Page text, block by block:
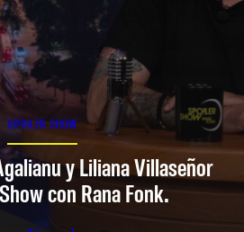
SPOILER SHOW
y Liliana Villaseñor
con Rana Fonk.